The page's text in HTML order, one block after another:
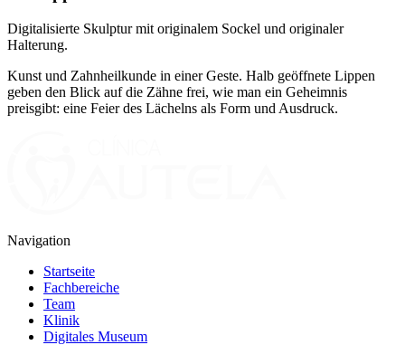
Digitalisierte Skulptur mit originalem Sockel und originaler
Halterung.
Kunst und Zahnheilkunde in einer Geste. Halb geöffnete Lippen
geben den Blick auf die Zähne frei, wie man ein Geheimnis
preisgibt: eine Feier des Lächelns als Form und Ausdruck.
Navigation
Startseite
Fachbereiche
Team
Klinik
Digitales Museum